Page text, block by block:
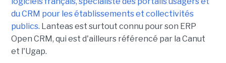
du CRM pour les établissements et collectivités
publics. Lanteas est surtout connu pour son ERP
Open CRM, qui est d'ailleurs référencé par la Canut
et l'Ugap.